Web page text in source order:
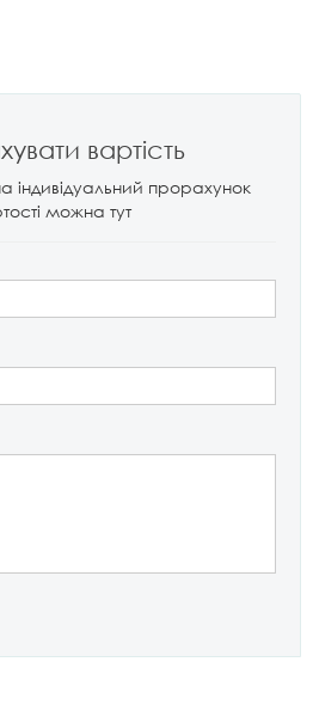
вартість
індивідуальний прорахунок
можна тут